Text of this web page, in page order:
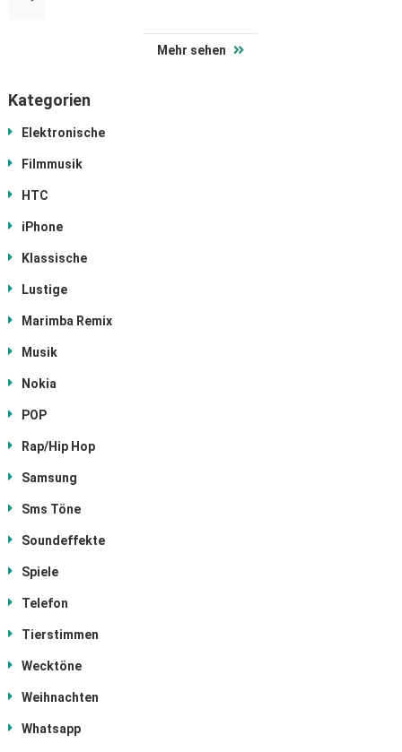
Mehr sehen
Kategorien
Elektronische
Filmmusik
HTC
iPhone
Klassische
Lustige
Marimba Remix
Musik
Nokia
POP
Rap/Hip Hop
Samsung
Sms Töne
Soundeffekte
Spiele
Telefon
Tierstimmen
Wecktöne
Weihnachten
Whatsapp